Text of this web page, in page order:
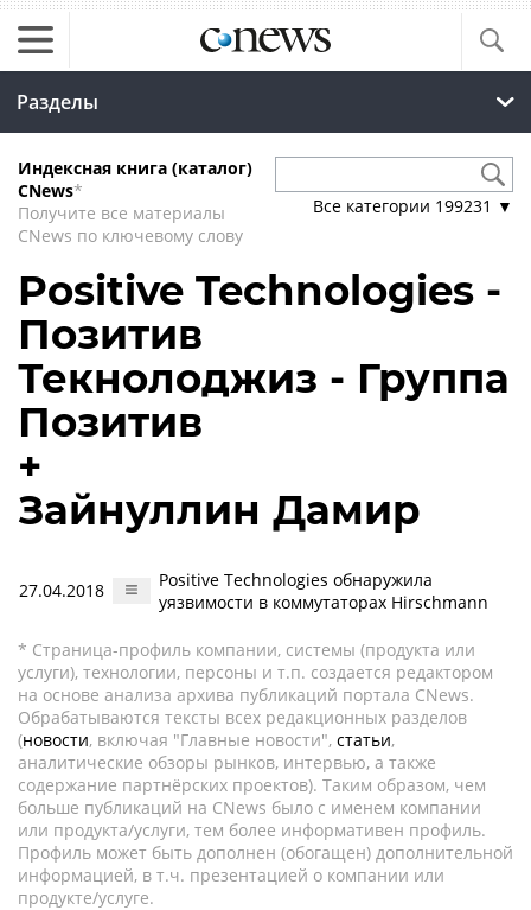
Разделы
Индексная книга (каталог)
CNews*
Получите все материалы
CNews по ключевому слову
Все категории 199231 ▼
Positive Technologies -
Позитив
Текнолоджиз - Группа
Позитив
+
Зайнуллин Дамир
27.04.2018
Positive Technologies обнаружила
уязвимости в коммутаторах Hirschmann
* Страница-профиль компании, системы (продукта или
услуги), технологии, персоны и т.п. создается редактором
на основе анализа архива публикаций портала CNews.
Обрабатываются тексты всех редакционных разделов
(новости, включая "Главные новости", статьи,
аналитические обзоры рынков, интервью, а также
содержание партнёрских проектов). Таким образом, чем
больше публикаций на CNews было с именем компании
или продукта/услуги, тем более информативен профиль.
Профиль может быть дополнен (обогащен) дополнительной
информацией, в т.ч. презентацией о компании или
продукте/услуге.